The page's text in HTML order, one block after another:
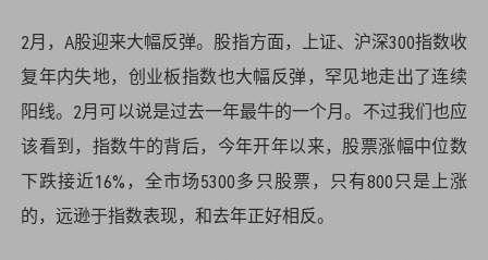
2月，A股迎来大幅反弹。股指方面，上证、沪深300指数收
复年内失地，创业板指数也大幅反弹，罕见地走出了连续
阳线。2月可以说是过去一年最牛的一个月。不过我们也应
该看到，指数牛的背后，今年开年以来，股票涨幅中位数
下跌接近16%，全市场5300多只股票，只有800只是上涨
的，远逊于指数表现，和去年正好相反。